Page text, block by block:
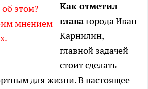
этом?
мнением
Как отметил
главагорода Иван
Карнилин,
главной задачей
стоит сделать
для жизни. В настоящее